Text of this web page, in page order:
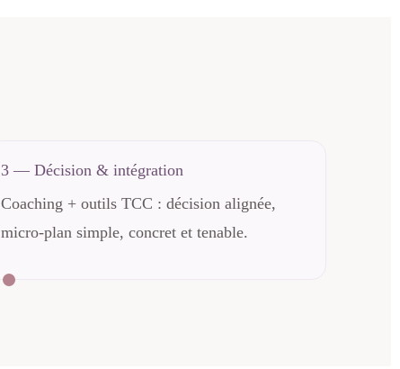
3 — Décision & intégration
Coaching + outils TCC : décision alignée,
micro-plan simple, concret et tenable.